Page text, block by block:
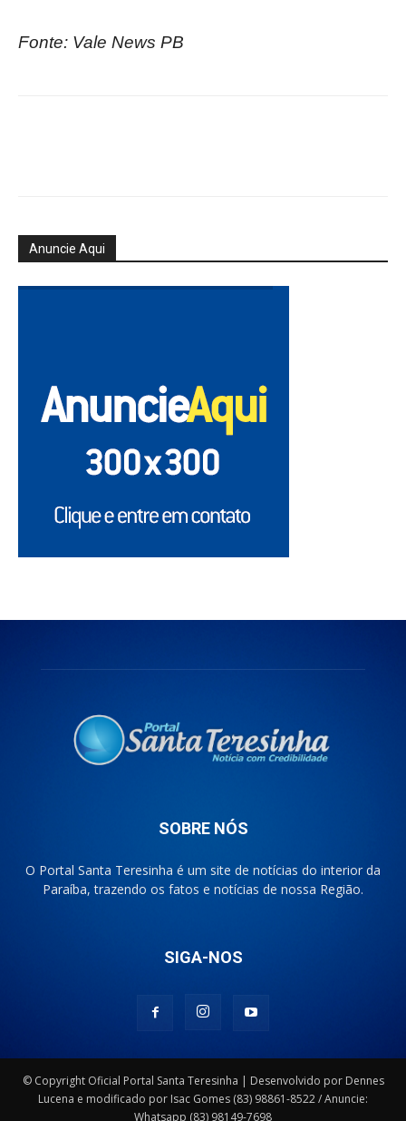
Fonte: Vale News PB
Anuncie Aqui
SOBRE NÓS
O Portal Santa Teresinha é um site de notícias do interior da
Paraíba, trazendo os fatos e notícias de nossa Região.
SIGA-NOS
© Copyright Oficial Portal Santa Teresinha | Desenvolvido por Dennes
Lucena e modificado por Isac Gomes (83) 98861-8522 / Anuncie:
Whatsapp (83) 98149-7698